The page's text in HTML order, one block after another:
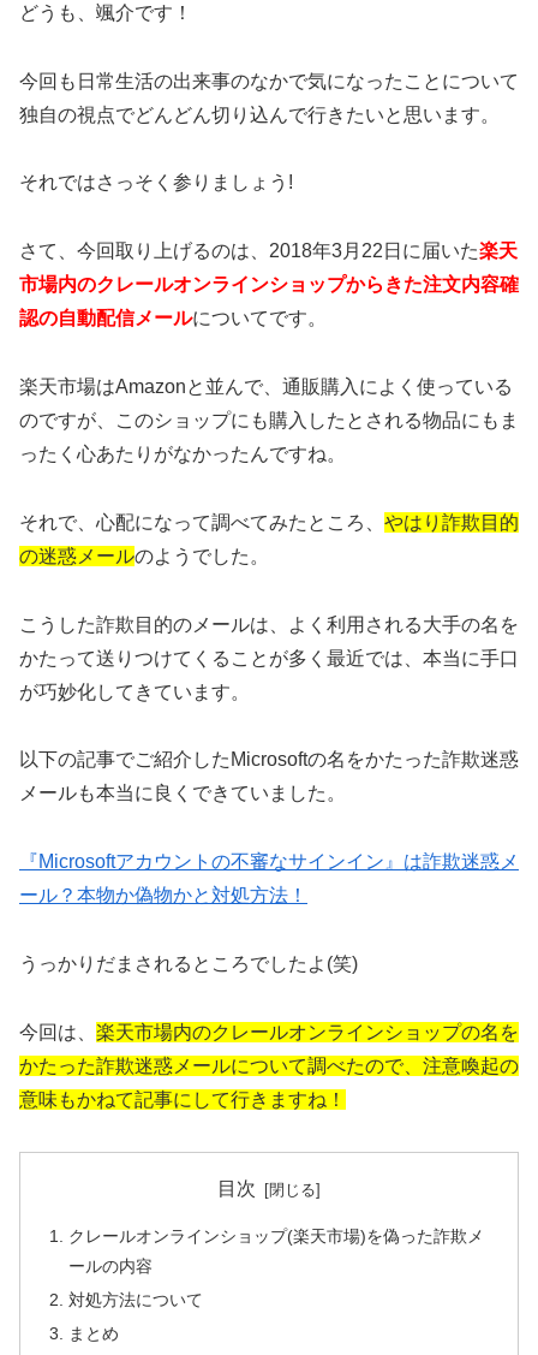
どうも、颯介です！
今回も日常生活の出来事のなかで気になったことについて
独自の視点でどんどん切り込んで行きたいと思います。
それではさっそく参りましょう!
さて、今回取り上げるのは、2018年3月22日に届いた楽天
市場内のクレールオンラインショップからきた注文内容確
認の自動配信メールについてです。
楽天市場はAmazonと並んで、通販購入によく使っている
のですが、このショップにも購入したとされる物品にもま
ったく心あたりがなかったんですね。
それで、心配になって調べてみたところ、 やはり詐欺目的
の迷惑メールのようでした。
こうした詐欺目的のメールは、よく利用される大手の名を
かたって送りつけてくることが多く最近では、本当に手口
が巧妙化してきています。
以下の記事でご紹介したMicrosoftの名をかたった詐欺迷惑
メールも本当に良くできていました。
『Microsoftアカウントの不審なサインイン』は詐欺迷惑メ
ール？本物か偽物かと対処方法！
うっかりだまされるところでしたよ(笑)
今回は、 楽天市場内のクレールオンラインショップの名を
かたった詐欺迷惑メールについて調べたので、注意喚起の
意味もかねて記事にして行きますね！
目次
クレールオンラインショップ(楽天市場)を偽った詐欺メ
ールの内容
対処方法について
まとめ